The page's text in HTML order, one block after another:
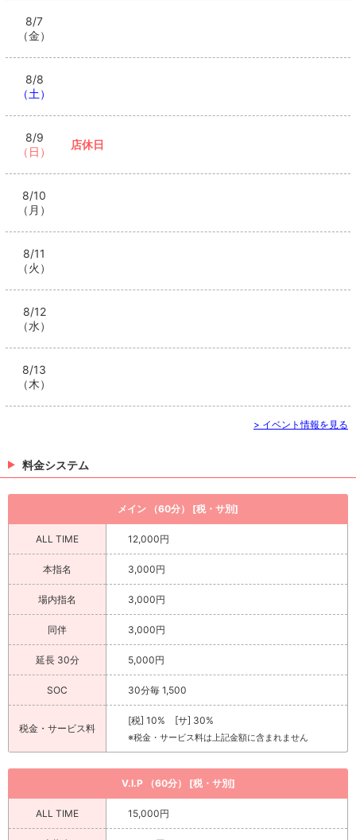
8/7
（金）
8/8
（土）
8/9
（日）
店休日
8/10
（月）
8/11
（火）
8/12
（水）
8/13
（木）
> イベント情報を見る
料金システム
メイン （60分） [税・サ別]
ALL TIME 12,000円
本指名 3,000円
場内指名 3,000円
同伴 3,000円
延長 30分 5,000円
SOC 30分毎 1,500
税金・サービス料
[税] 10% [サ] 30%
※税金・サービス料は上記金額に含まれません
V.I.P （60分） [税・サ別]
ALL TIME 15,000円